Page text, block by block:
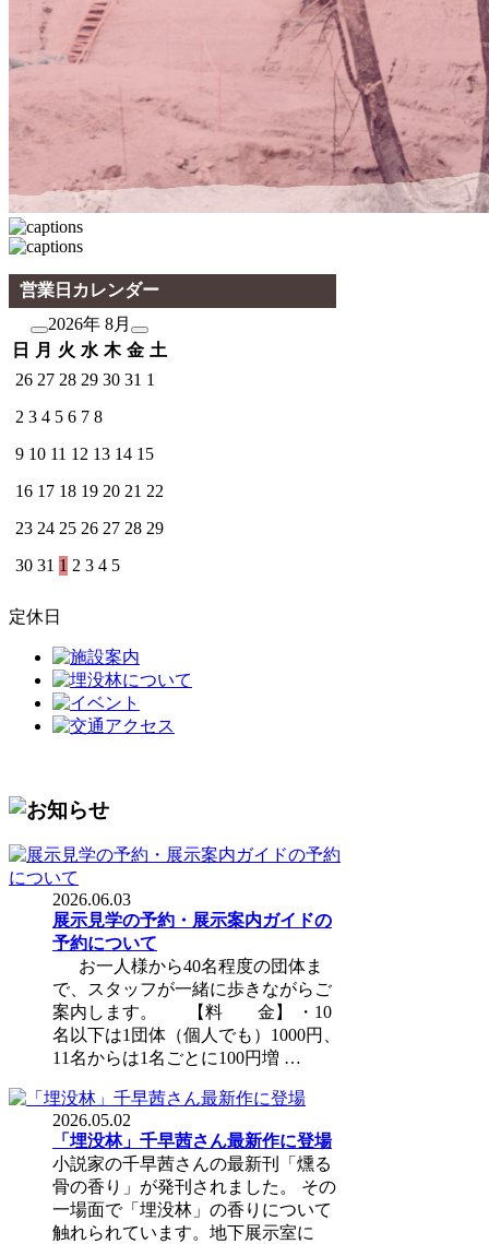
営業日カレンダー
2026年 8月
日
月 火 水 木 金 土
26 27 28 29 30 31 1
2 3 4 5 6 7 8
9 10 11 12 13 14 15
16 17 18 19 20 21 22
23 24 25 26 27 28 29
30 31 1 2 3 4 5
定休日
2026.06.03
展示見学の予約・展示案内ガイドの
予約について
お一人様から40名程度の団体ま
で、スタッフが一緒に歩きながらご
案内します。 【料 金】 ・10
名以下は1団体（個人でも）1000円、
11名からは1名ごとに100円増 …
2026.05.02
「埋没林」千早茜さん最新作に登場
小説家の千早茜さんの最新刊「燻る
骨の香り」が発刊されました。 その
一場面で「埋没林」の香りについて
触れられています。地下展示室に